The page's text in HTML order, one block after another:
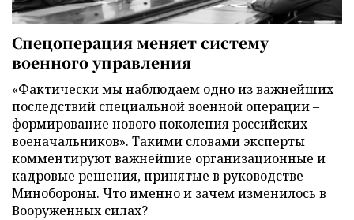
Спецоперация меняет систему
военного управления
«Фактически мы наблюдаем одно из важнейших
последствий специальной военной операции –
формирование нового поколения российских
военачальников». Такими словами эксперты
комментируют важнейшие организационные и
кадровые решения, принятые в руководстве
Минобороны. Что именно и зачем изменилось в
Вооруженных силах?